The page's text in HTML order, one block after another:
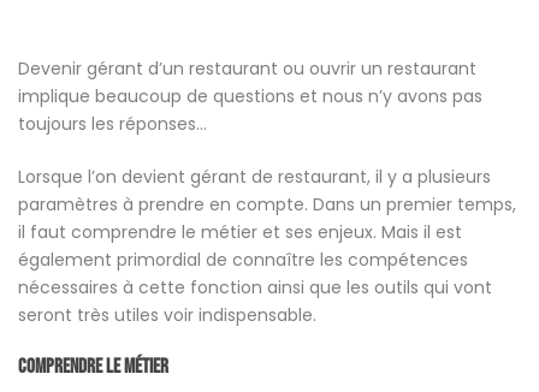
Devenir gérant d’un restaurant ou ouvrir un restaurant
implique beaucoup de questions et nous n’y avons pas
toujours les réponses…
Lorsque l’on devient gérant de restaurant, il y a plusieurs
paramètres à prendre en compte. Dans un premier temps,
il faut comprendre le métier et ses enjeux. Mais il est
également primordial de connaître les compétences
nécessaires à cette fonction ainsi que les outils qui vont
seront très utiles voir indispensable.
Comprendre le métier